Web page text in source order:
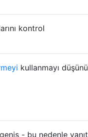
kontrol
kullanmayı
- bu nedenle